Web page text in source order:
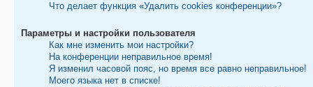
Что делает функция «Удалить cookies конференции»?
Параметры и настройки пользователя
Как мне изменить мои настройки?
На конференции неправильное время!
Я изменил часовой пояс, но время все равно неправильное!
Моего языка нет в списке!